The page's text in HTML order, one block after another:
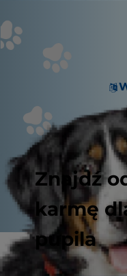
Znajdź
karmę
pupila
Znowu się
zwinął kilka